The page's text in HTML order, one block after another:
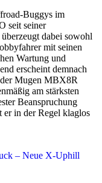
Buggys im
seit seiner
dabei sowohl
mit seinen
Wartung und
erscheint demnach
der Mugen MBX8R
am stärksten
Beanspruchung
er in der Regel klaglos